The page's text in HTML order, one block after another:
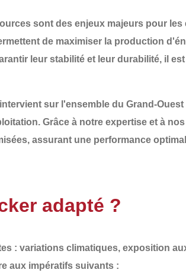
sont des enjeux majeurs pour les
de maximiser la production
leur stabilité et leur durabilité, il
intervient sur l'ensemble du Grand-
Grâce à notre expertise et à
, assurant une performance
adapté ?
: variations climatiques, exposition
aux impératifs suivants :